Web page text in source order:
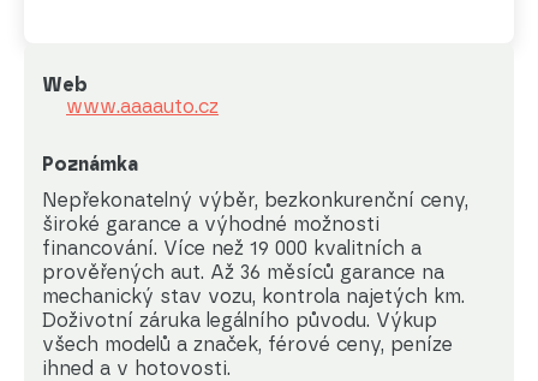
Web
www.aaaauto.cz
Poznámka
Nepřekonatelný výběr, bezkonkurenční ceny,
široké garance a výhodné možnosti
financování. Více než 19 000 kvalitních a
prověřených aut. Až 36 měsíců garance na
mechanický stav vozu, kontrola najetých km.
Doživotní záruka legálního původu. Výkup
všech modelů a značek, férové ceny, peníze
ihned a v hotovosti.